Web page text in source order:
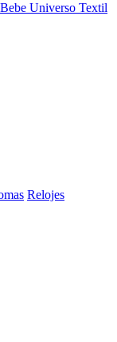
Universo Textil
Relojes